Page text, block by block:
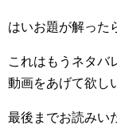
はいお題が解った
これはもうネタバ
動画をあげて欲し
最後までお読みい